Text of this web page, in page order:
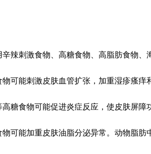
辣刺激食物、高糖食物、高脂肪食物
可能刺激皮肤血管扩张，加重湿疹瘙
糖食物可能促进炎症反应，使皮肤屏
可能加重皮肤油脂分泌异常。动物脂